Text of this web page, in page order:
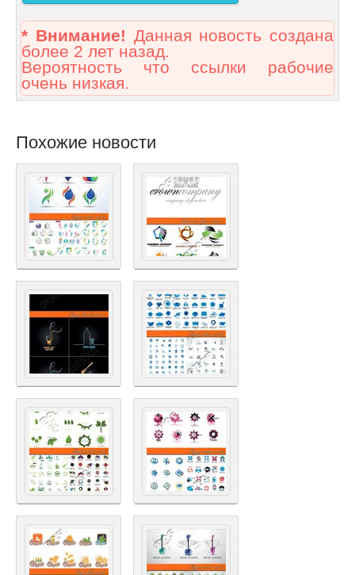
* Внимание! Данная новость создана
более 2 лет назад.
Вероятность что ссылки рабочие
очень низкая.
Похожие новости